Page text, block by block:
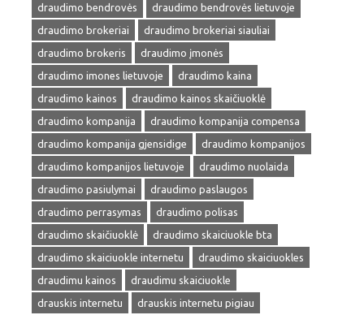
draudimo bendrovės
draudimo bendrovės lietuvoje
draudimo brokeriai
draudimo brokeriai siauliai
draudimo brokeris
draudimo įmonės
draudimo imones lietuvoje
draudimo kaina
draudimo kainos
draudimo kainos skaičiuoklė
draudimo kompanija
draudimo kompanija compensa
draudimo kompanija gjensidige
draudimo kompanijos
draudimo kompanijos lietuvoje
draudimo nuolaida
draudimo pasiulymai
draudimo paslaugos
draudimo perrasymas
draudimo polisas
draudimo skaičiuoklė
draudimo skaiciuokle bta
draudimo skaiciuokle internetu
draudimo skaiciuokles
draudimu kainos
draudimu skaiciuokle
drauskis internetu
drauskis internetu pigiau